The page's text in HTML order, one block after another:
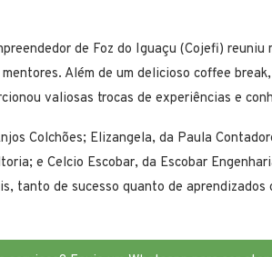
de Foz do Iguaçu (Cojefi) reuniu
Além de um delicioso coffee
valiosas trocas de experiências e
Colchões; Elizangela, da Paula
e Celcio Escobar, da Escobar
tanto de sucesso quanto de aprendizados